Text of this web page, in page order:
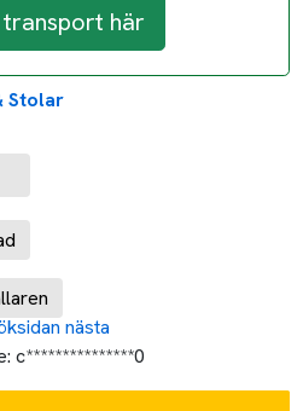
transport här
Stolar
nästa
c***************0